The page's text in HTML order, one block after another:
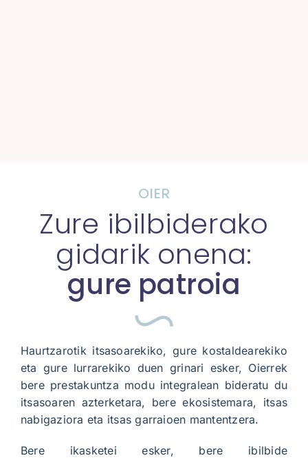
OIER
Zure ibilbiderako
gidarik onena:
gure patroia
Haurtzarotik itsasoarekiko, gure kostaldearekiko
eta gure lurrarekiko duen grinari esker, Oierrek
bere prestakuntza modu integralean bideratu du
itsasoaren azterketara, bere ekosistemara, itsas
nabigaziora eta itsas garraioen mantentzera.
Bere ikasketei esker, bere ibilbide